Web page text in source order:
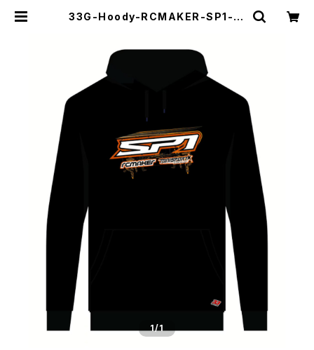
33G-Hoody-RCMAKER-SP1-Bl
E WEBSHOP
1/1